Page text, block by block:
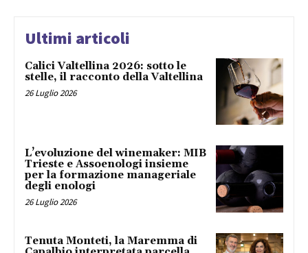
Ultimi articoli
Calici Valtellina 2026: sotto le
stelle, il racconto della Valtellina
26 Luglio 2026
L’evoluzione del winemaker: MIB
Trieste e Assoenologi insieme
per la formazione manageriale
degli enologi
26 Luglio 2026
Tenuta Monteti, la Maremma di